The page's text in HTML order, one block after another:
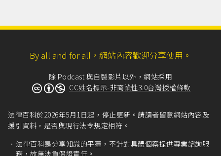
By all and for all，網站內容歡迎分享使用。
除 Podcast 與自製影片以外，網站採用
CC姓名標示-非商業性3.0台灣授權條款
法律百科於2026年5月1日起，停止更新。請讀者留意網站內容及
援引資料，是否與現行法令規定相符。
法律百科是分享知識的平臺，不針對具體個案提供專業諮詢服
務，故無法負保證責任。